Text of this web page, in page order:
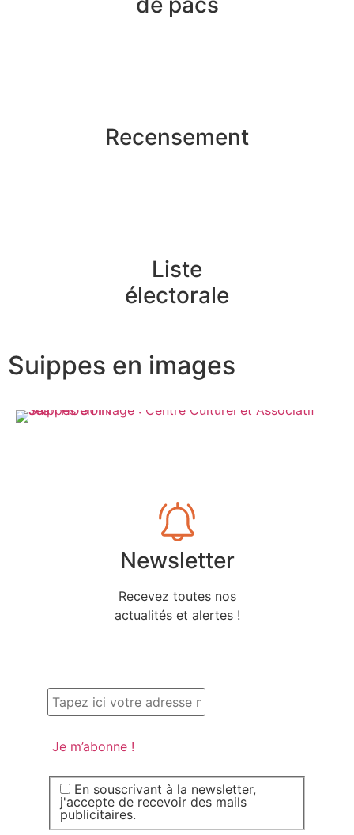
Recensement
Liste
électorale
Suippes en images
Newsletter
Recevez toutes nos
actualités et alertes !
En souscrivant à la newsletter,
j'accepte de recevoir des mails
publicitaires.